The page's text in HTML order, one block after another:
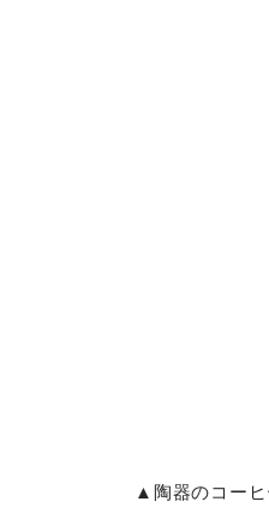
▲陶器のコーヒ